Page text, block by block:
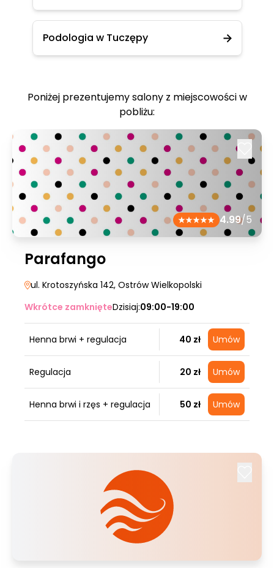
Podologia w Tuczępy
Poniżej prezentujemy salony z miejscowości w
pobliżu:
4.99/5
Parafango
ul. Krotoszyńska 142, Ostrów Wielkopolski
Wkrótce zamknięteDzisiaj:09:00-19:00
Henna brwi + regulacja 40 zł Umów
Regulacja 20 zł Umów
Henna brwi i rzęs + regulacja 50 zł Umów